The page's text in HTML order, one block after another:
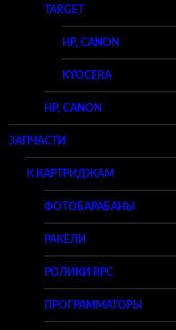
TARGET
HP, CANON
KYOCERA
HP, CANON
ЗАПЧАСТИ
К КАРТРИДЖАМ
ФОТОБАРАБАНЫ
РАКЕЛИ
РОЛИКИ RPC
ПРОГРАММАТОРЫ